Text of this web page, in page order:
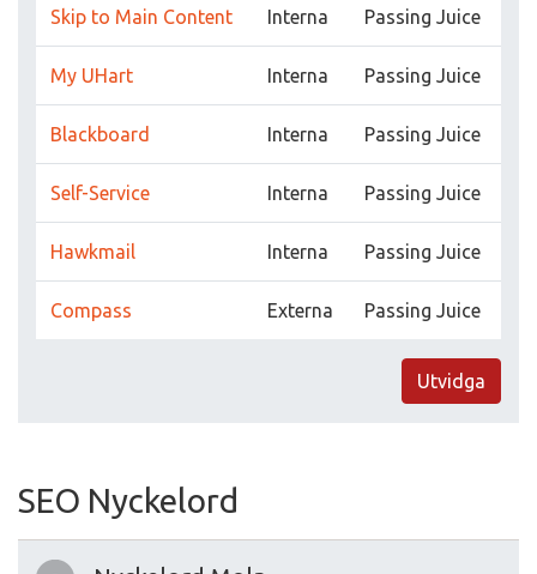
Skip to Main Content Interna Passing Juice
My UHart Interna Passing Juice
Blackboard Interna Passing Juice
Self-Service Interna Passing Juice
Hawkmail Interna Passing Juice
Compass Externa Passing Juice
Utvidga
SEO Nyckelord